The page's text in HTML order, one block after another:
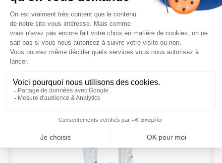
FLOWSIC 550 : Compteur de débit de gaz
haute pression pour la distribution du gaz
naturel
Les principaux avantages à utiliser le FLOWSIC 550 de
SICK : Profitez d’un comptage plus fiable et d’une
parfaitement adaptée aux compteurs à turbine ...